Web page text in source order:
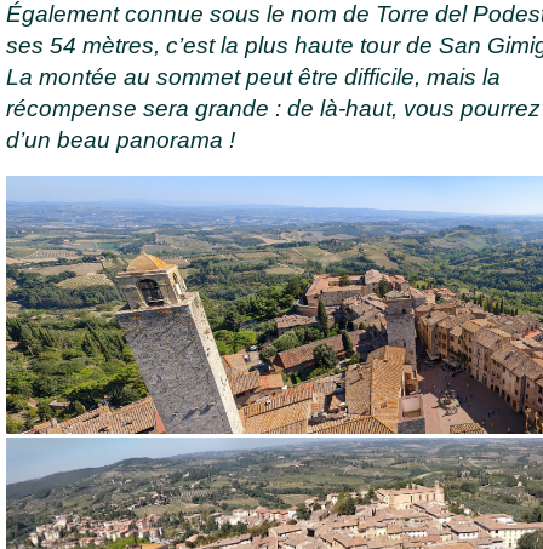
Également connue sous le nom de Torre del
ses 54 mètres, c’est la plus haute tour de San
La montée au sommet peut être difficile, mais la
récompense sera grande : de là-haut, vous
d’un beau panorama !